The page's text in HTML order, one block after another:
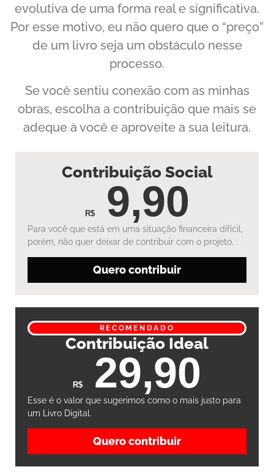
evolutiva de uma forma real e significativa.
Por esse motivo, eu não quero que o “preço”
de um livro seja um obstáculo nesse
processo.
Se você sentiu conexão com as minhas
obras, escolha a contribuição que mais se
adeque à você e aproveite a sua leitura.
Contribuição Social
R$9,90
Para você que está em uma situação financeira difícil,
porém, não quer deixar de contribuir com o projeto.
Quero contribuir
Contribuição Ideal
RECOMENDADO
R$ 29,90
Esse é o valor que sugerimos como o mais justo para
um Livro Digital.
Quero contribuir